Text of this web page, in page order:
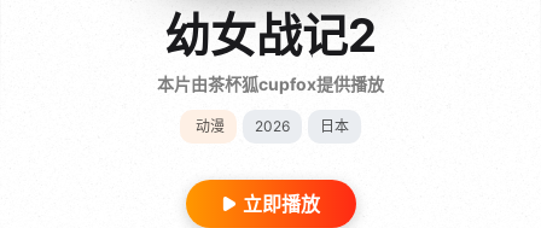
幼女战记2
本片由茶杯狐cupfox提供播放
动漫 2026 日本
立即播放